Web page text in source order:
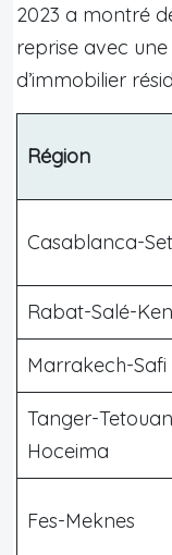
2023 a montré
reprise avec
d’immobilier
Région
Casablanca-
Rabat-Salé-
Marrakech-Safi
Tanger-
Hoceima
Fes-Meknes